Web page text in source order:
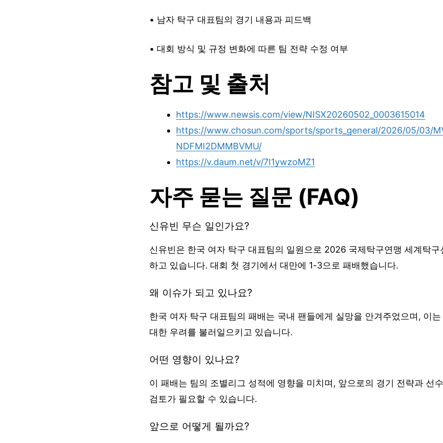
• 남자 탁구 대표팀의 경기 내용과 피드백
• 대회 방식 및 규정 변화에 따른 팀 전략 수정 여부
참고 및 출처
https://www.newsis.com/view/NISX20260502_0003615014
https://www.chosun.com/sports/sports_general/2026/05/03/
NDFMI2DMMBVMU/
https://v.daum.net/v/7I1ywzoMZ1
자주 묻는 질문 (FAQ)
신유빈 무슨 일인가요?
신유빈은 한국 여자 탁구 대표팀의 일원으로 2026 국제탁구연맹 세계탁
하고 있습니다. 대회 첫 경기에서 대만에 1-3으로 패배했습니다.
왜 이슈가 되고 있나요?
한국 여자 탁구 대표팀의 패배는 국내 팬들에게 실망을 안겨주었으며, 이
대한 우려를 불러일으키고 있습니다.
어떤 영향이 있나요?
이 패배는 팀의 조별리그 성적에 영향을 미치며, 앞으로의 경기 전략과 선
검토가 필요할 수 있습니다.
앞으로 어떻게 될까요?